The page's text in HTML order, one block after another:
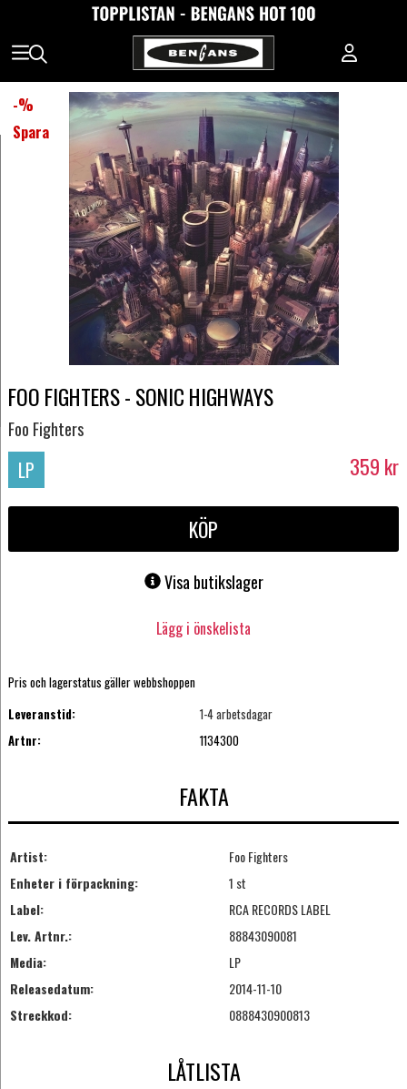
-%
Spara
FOO FIGHTERS - SONIC HIGHWAYS
Foo Fighters
LP 359 kr
KÖP
Visa butikslager
Lägg i önskelista
Pris och lagerstatus gäller webbshoppen
Leveranstid:
1-4 arbetsdagar
Artnr:
1134300
FAKTA
Artist:
Foo Fighters
Enheter i förpackning:
1 st
Label:
RCA RECORDS LABEL
Lev. Artnr.:
88843090081
Media:
LP
Releasedatum:
2014-11-10
Streckkod:
0888430900813
LÅTLISTA